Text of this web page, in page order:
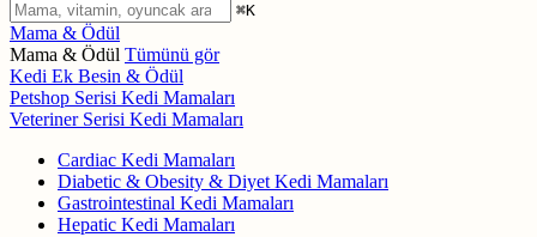
⌘K
Mama & Ödül
Mama & Ödül Tümünü gör
Kedi Ek Besin & Ödül
Petshop Serisi Kedi Mamaları
Veteriner Serisi Kedi Mamaları
Cardiac Kedi Mamaları
Diabetic & Obesity & Diyet Kedi Mamaları
Gastrointestinal Kedi Mamaları
Hepatic Kedi Mamaları